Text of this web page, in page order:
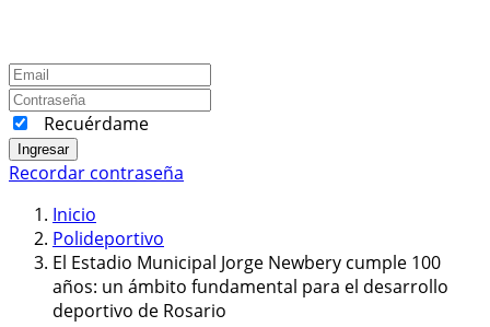
Recuérdame
Ingresar
Recordar contraseña
Inicio
Polideportivo
El Estadio Municipal Jorge Newbery cumple 100
años: un ámbito fundamental para el desarrollo
deportivo de Rosario